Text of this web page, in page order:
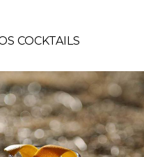
COCKTAILS